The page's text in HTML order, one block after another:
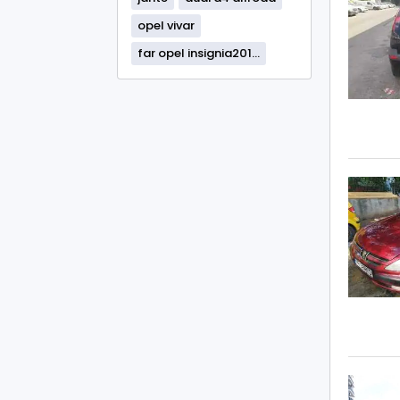
opel vivar
far opel insignia201...